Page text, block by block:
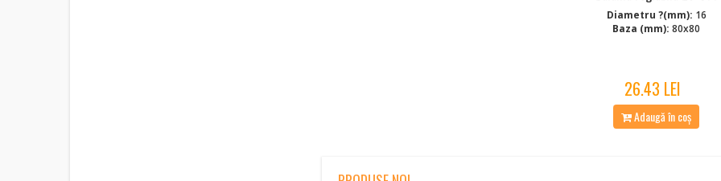
Diametru ?(mm): 16
Baza (mm): 80x80
26.43 LEI
Adaugă în coș